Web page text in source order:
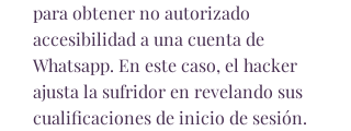
para obtener no autorizado
accesibilidad a una cuenta de
Whatsapp. En este caso, el hacker
ajusta la sufridor en revelando sus
cualificaciones de inicio de sesión.